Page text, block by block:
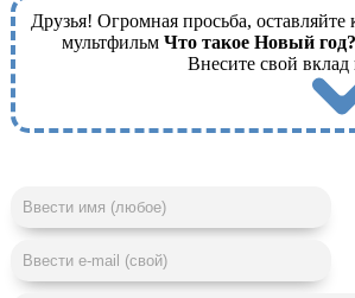
Друзья! Огромная просьба,
мультфильм Что такое Новый
Внесите свой вклад